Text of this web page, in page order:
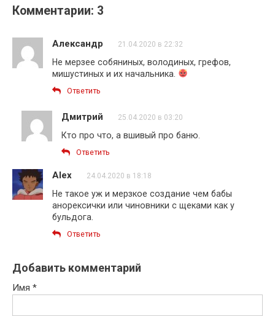
Комментарии: 3
Александр 21.04.2020 в 22:32
Не мерзее собяниных, володиных, грефов,
мишустиных и их начальника.
Ответить
Дмитрий 25.04.2020 в 03:20
Кто про что, а вшивый про баню.
Ответить
Alex 24.04.2020 в 18:18
Не такое уж и мерзкое создание чем бабы
анорексички или чиновники с щеками как у
бульдога.
Ответить
Добавить комментарий
Имя *